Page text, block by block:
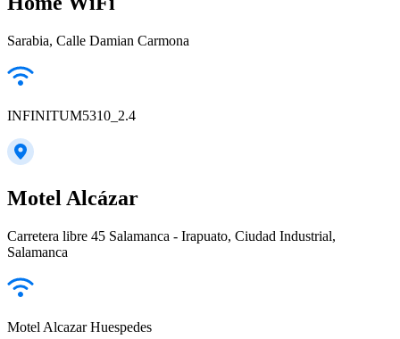
Sarabia, Calle Damian Carmona
INFINITUM5310_2.4
Motel Alcázar
Carretera libre 45 Salamanca - Irapuato, Ciudad Industrial,
Salamanca
Motel Alcazar Huespedes